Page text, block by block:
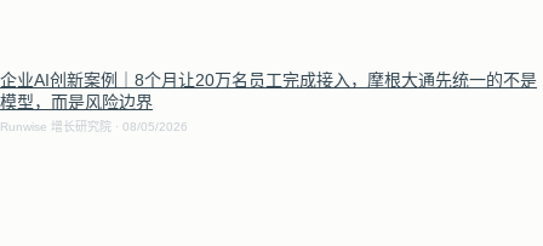
企业AI创新案例｜8个月让20万名员工完成接入，摩根大通先统一的不是
模型，而是风险边界
Runwise 增长研究院 08/05/2026